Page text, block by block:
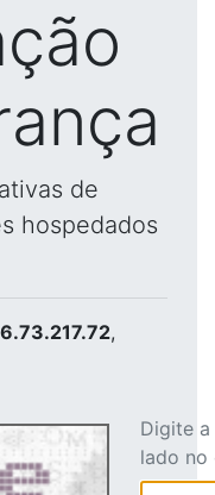
de
hospedados
,
Digite
lado no